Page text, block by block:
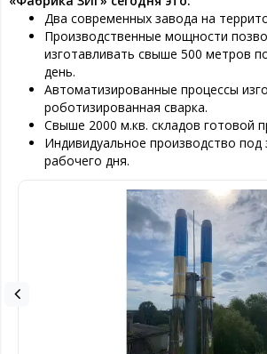
Два современных завода на
Производственные мощности
изготавливать свыше 500 метров
день.
Автоматизированные процессы
роботизированная сварка.
Свыше 2000 м.кв. складов готовой
Индивидуальное производство под
рабочего дня.